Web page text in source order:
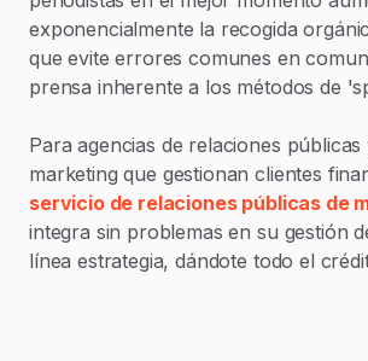
exponencialmente la recogida
que evite errores comunes en
prensa inherente a los métodos de
Para agencias de relaciones públicas
marketing que gestionan clientes
servicio de relaciones públicas de
integra sin problemas en su gestión
línea estrategia, dándote todo el